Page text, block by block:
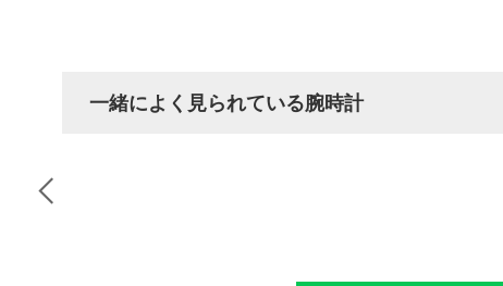
一緒によく見られている腕時計